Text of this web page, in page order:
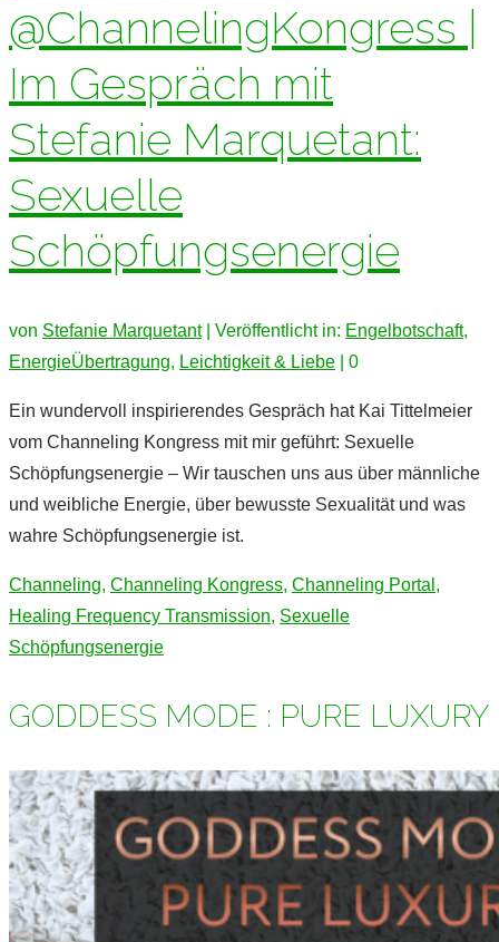
@ChannelingKongress |
Im Gespräch mit
Stefanie Marquetant:
Sexuelle
Schöpfungsenergie
von Stefanie Marquetant| Veröffentlicht in: Engelbotschaft,
EnergieÜbertragung, Leichtigkeit & Liebe 0
Ein wundervoll inspirierendes Gespräch hat Kai Tittelmeier
vom Channeling Kongress mit mir geführt: Sexuelle
Schöpfungsenergie – Wir tauschen uns aus über männliche
und weibliche Energie, über bewusste Sexualität und was
wahre Schöpfungsenergie ist.
Channeling, Channeling Kongress, Channeling Portal ,
Healing Frequency Transmission, Sexuelle
Schöpfungsenergie
GODDESS MODE : PURE LUXURY